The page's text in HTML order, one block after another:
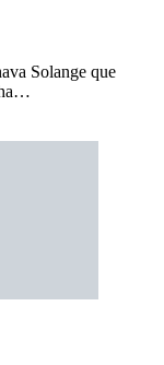
Solange que